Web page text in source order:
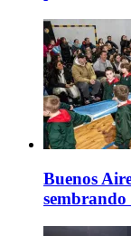
Buenos